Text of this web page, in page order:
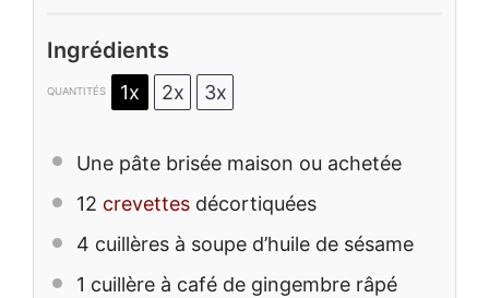
Ingrédients
QUANTITÉS 1x 2x 3x
Une pâte brisée maison ou achetée
12 crevettes décortiquées
4 cuillères à soupe d’huile de sésame
1 cuillère à café de gingembre râpé